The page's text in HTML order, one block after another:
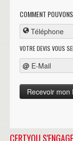
COMMENT
Téléphone
VOTRE DEVIS VOUS
@ E-Mail
CERTYOU S'ENGAGE